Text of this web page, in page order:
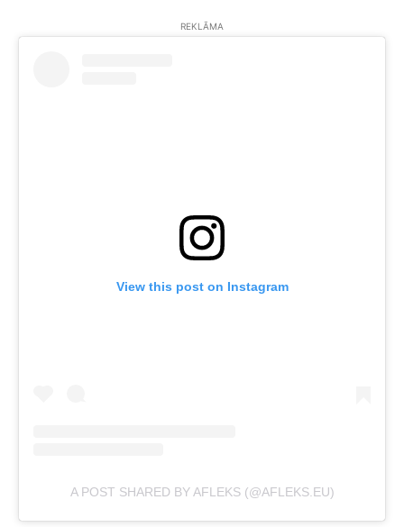
REKLĀMA
View this post on Instagram
A POST SHARED BY AFLEKS (@AFLEKS.EU)